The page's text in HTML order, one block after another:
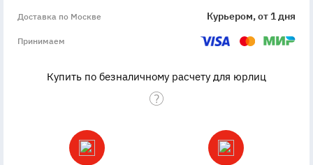
Доставка по Москве Курьером, от 1 дня
Принимаем
Купить по безналичному расчету для юрлиц